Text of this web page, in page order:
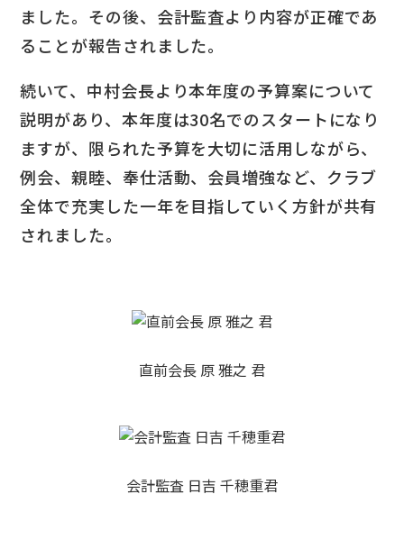
ました。その後、会計監査より内容が正確であ
ることが報告されました。
続いて、中村会長より本年度の予算案について
説明があり、本年度は30名でのスタートになり
ますが、限られた予算を大切に活用しながら、
例会、親睦、奉仕活動、会員増強など、クラブ
全体で充実した一年を目指していく方針が共有
されました。
直前会長 原 雅之 君
会計監査 日吉 千穂重君